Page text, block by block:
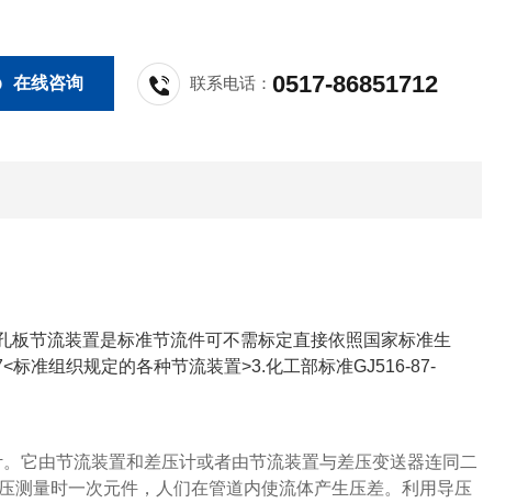
在线咨询 联系电话：0517-86851712
节流装置是标准节流件可不需标定直接依照国家标准生
标准组织规定的各种节流装置>3.化工部标准GJ516-87-
它由节流装置和差压计或者由节流装置与差压变送器连同二
测量时一次元件，人们在管道内使流体产生压差。利用导压